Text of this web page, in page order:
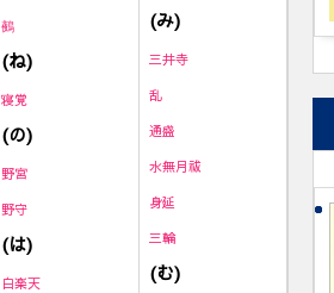
鵺
(ね)
寝覚
(の)
野宮
野守
(は)
白楽天
(み)
三井寺
乱
通盛
水無月祓
身延
三輪
(む)